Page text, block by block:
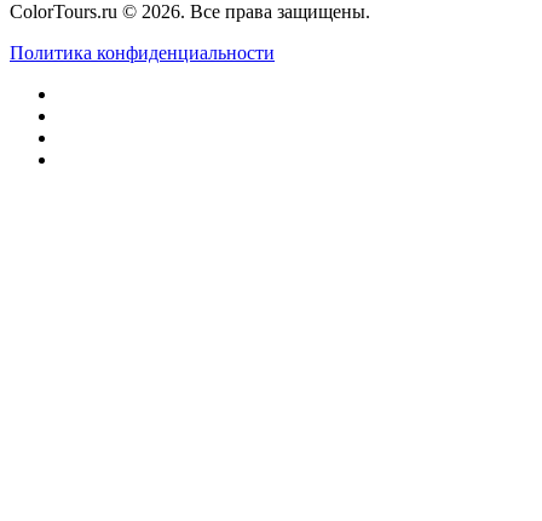
ColorTours.ru © 2026. Все права защищены.
Политика конфиденциальности